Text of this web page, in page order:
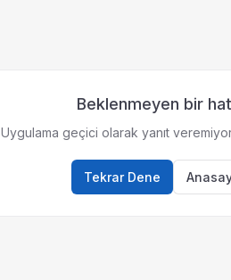
Beklenmeyen bir
Uygulama geçici olarak yanıt
Tekrar Dene